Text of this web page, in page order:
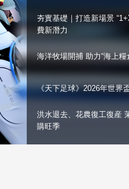
夯實基礎｜打造新場景
費新潛力
海洋牧場開捕 助力“海上糧
《天下足球》2026年世界
洪水退去、花農復工復産
購旺季